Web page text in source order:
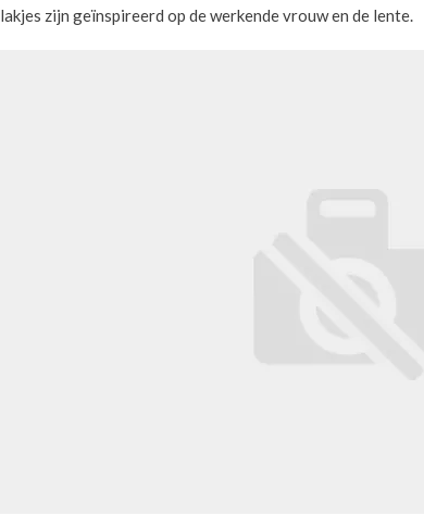
lakjes zijn geïnspireerd op de werkende vrouw en de lente.